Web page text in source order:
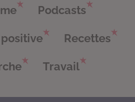
Podcasts
Recettes
Travail